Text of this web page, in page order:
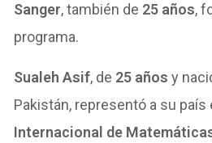
Sanger, también de 25 años,
programa.
Sualeh Asif, de 25 años y
Pakistán, representó a su país
Internacional de